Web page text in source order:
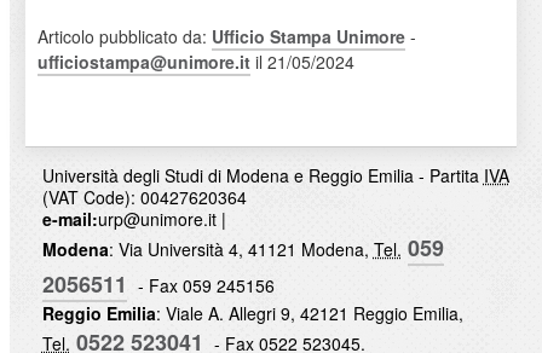
Articolo pubblicato da: Ufficio Stampa Unimore-
ufficiostampa@unimore.itil 21/05/2024
Università degli Studi di Modena e Reggio Emilia - Partita IVA
(VAT Code): 00427620364
e-mail:urp@unimore.it|
Modena: Via Università 4, 41121 Modena, Tel. 059
2056511 - Fax 059 245156
Reggio Emilia: Viale A. Allegri 9, 42121 Reggio Emilia,
Tel. 0522 523041 - Fax 0522 523045.